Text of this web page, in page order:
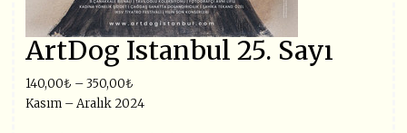
ArtDog Istanbul 25. Sayı
140,00₺ –350,00₺
Kasım – Aralık 2024